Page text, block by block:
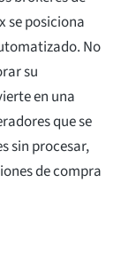
se posiciona
No
su
en una
que se
sin procesar,
de compra